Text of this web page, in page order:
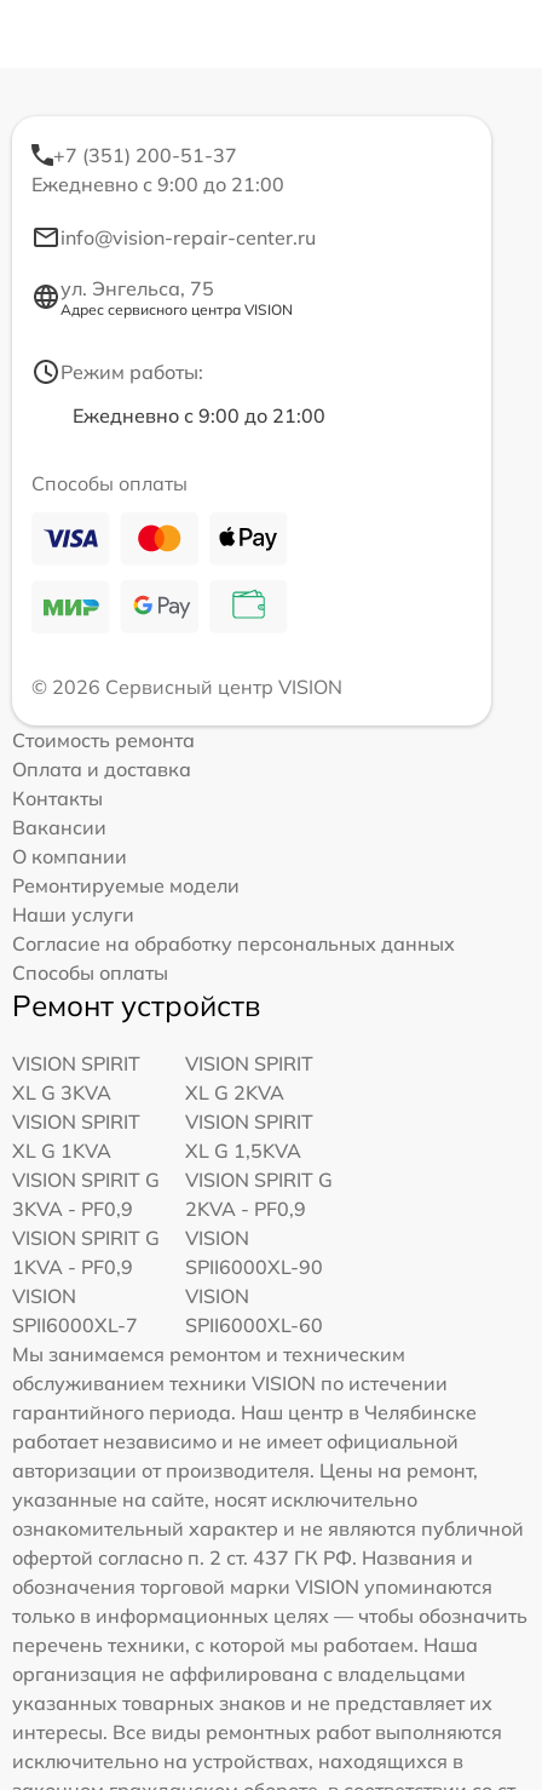
+7 (351) 200-51-37
Ежедневно с 9:00 до 21:00
info@vision-repair-center.ru
ул. Энгельса, 75
Адрес сервисного центра VISION
Режим работы:
Ежедневно с 9:00 до 21:00
Способы оплаты
© 2026 Сервисный центр VISION
Стоимость ремонта
Оплата и доставка
Контакты
Вакансии
О компании
Ремонтируемые модели
Наши услуги
Согласие на обработку персональных данных
Способы оплаты
Ремонт устройств
VISION SPIRIT
XL G 3KVA
VISION SPIRIT
XL G 2KVA
VISION SPIRIT
XL G 1KVA
VISION SPIRIT
XL G 1,5KVA
VISION SPIRIT G
3KVA - PF0,9
VISION SPIRIT G
2KVA - PF0,9
VISION SPIRIT G
1KVA - PF0,9
VISION
SPII6000XL-90
VISION
SPII6000XL-7
VISION
SPII6000XL-60
Мы занимаемся ремонтом и техническим
обслуживанием техники VISION по истечении
гарантийного периода. Наш центр в Челябинске
работает независимо и не имеет официальной
авторизации от производителя. Цены на ремонт,
указанные на сайте, носят исключительно
ознакомительный характер и не являются публичной
офертой согласно п. 2 ст. 437 ГК РФ. Названия и
обозначения торговой марки VISION упоминаются
только в информационных целях — чтобы обозначить
перечень техники, с которой мы работаем. Наша
организация не аффилирована с владельцами
указанных товарных знаков и не представляет их
интересы. Все виды ремонтных работ выполняются
исключительно на устройствах, находящихся в